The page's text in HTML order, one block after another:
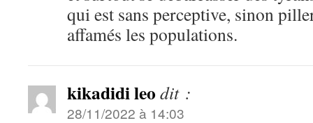
qui est sans perceptive, sinon
affamés les populations.
kikadidi leo dit :
28/11/2022 à 14:03